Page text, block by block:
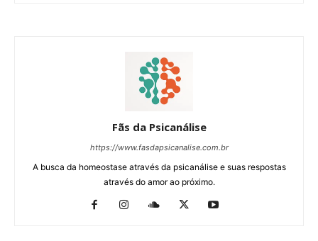
Fãs da Psicanálise
https://www.fasdapsicanalise.com.br
A busca da homeostase através da psicanálise e suas respostas
através do amor ao próximo.